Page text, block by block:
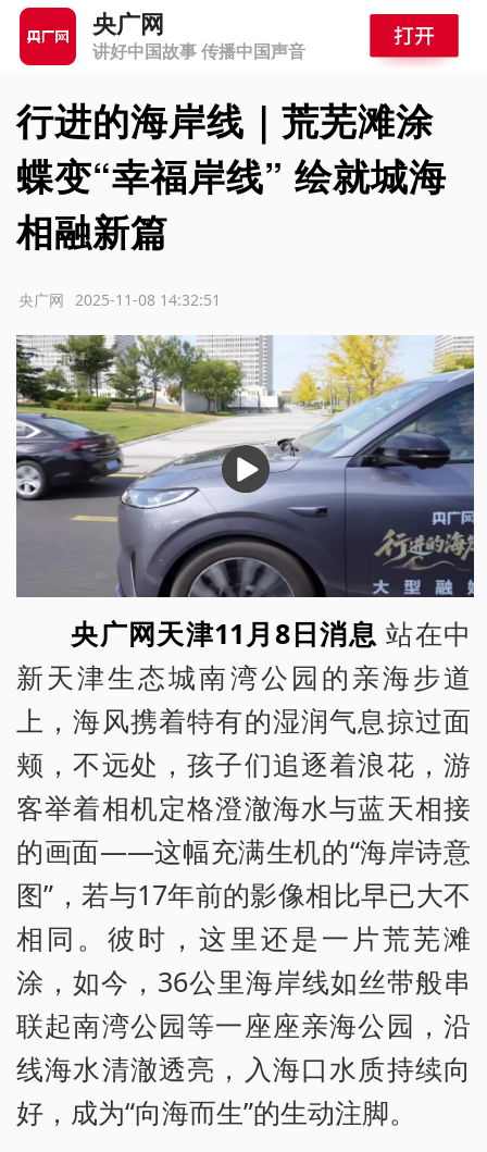
央广网
讲好中国故事 传播中国声音
行进的海岸线｜荒芜滩涂
蝶变“幸福岸线” 绘就城海
相融新篇
2025-11-08 14:32:51
央广网
播
放
央广网天津11月8日消息 站在中
新天津生态城南湾公园的亲海步道
上，海风携着特有的湿润气息掠过面
颊，不远处，孩子们追逐着浪花，游
客举着相机定格澄澈海水与蓝天相接
的画面——这幅充满生机的“海岸诗意
图”，若与17年前的影像相比早已大不
相同。彼时，这里还是一片荒芜滩
涂，如今，36公里海岸线如丝带般串
联起南湾公园等一座座亲海公园，沿
线海水清澈透亮，入海口水质持续向
好，成为“向海而生”的生动注脚。